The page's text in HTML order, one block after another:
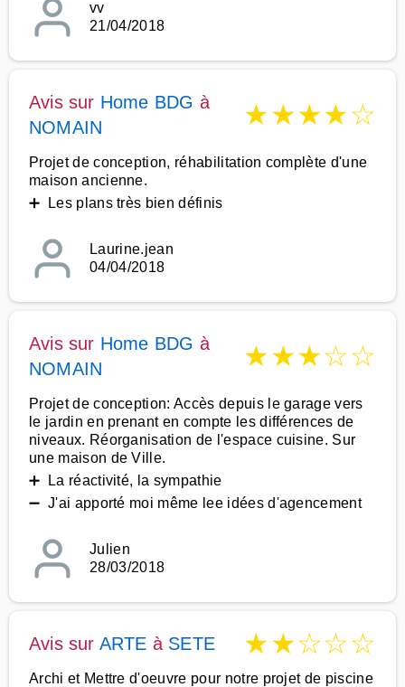
vv
21/04/2018
Avis sur Home BDG à
NOMAIN
★★★★☆
Projet de conception, réhabilitation complète d'une
maison ancienne.
➕ Les plans très bien définis
Laurine.jean
04/04/2018
Avis sur Home BDG à
NOMAIN
★★★☆☆
Projet de conception: Accès depuis le garage vers
le jardin en prenant en compte les différences de
niveaux. Réorganisation de l'espace cuisine. Sur
une maison de Ville.
➕ La réactivité, la sympathie
➖ J'ai apporté moi même lee idées d'agencement
Julien
28/03/2018
Avis sur ARTE à SETE ★★☆☆☆
Archi et Mettre d'oeuvre pour notre projet de piscine